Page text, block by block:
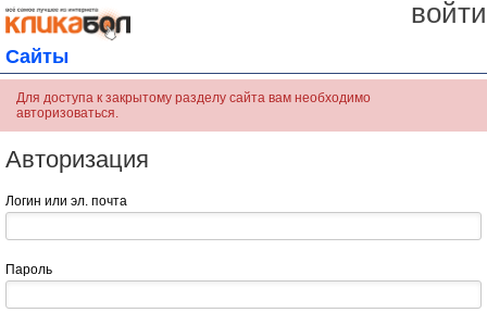
войти
Сайты
Для доступа к закрытому разделу сайта вам необходимо
авторизоваться.
Авторизация
Логин или эл. почта
Пароль